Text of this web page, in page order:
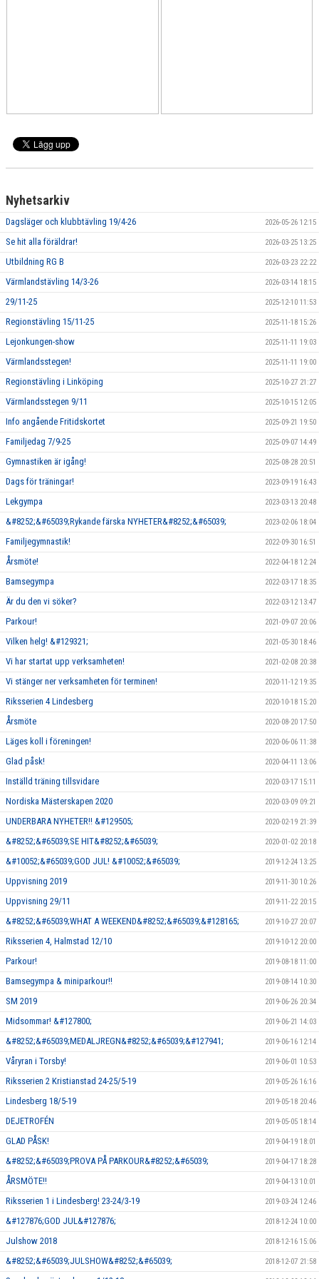
Nyhetsarkiv
Dagsläger och klubbtävling 19/4-26 2026-05-26 12:15
Se hit alla föräldrar! 2026-03-25 13:25
Utbildning RG B 2026-03-23 22:22
Värmlandstävling 14/3-26 2026-03-14 18:15
29/11-25 2025-12-10 11:53
Regionstävling 15/11-25 2025-11-18 15:26
Lejonkungen-show 2025-11-11 19:03
Värmlandsstegen! 2025-11-11 19:00
Regionstävling i Linköping 2025-10-27 21:27
Värmlandsstegen 9/11 2025-10-15 12:05
Info angående Fritidskortet 2025-09-21 19:50
Familjedag 7/9-25 2025-09-07 14:49
Gymnastiken är igång! 2025-08-28 20:51
Dags för träningar! 2023-09-19 16:43
Lekgympa 2023-03-13 20:48
&#8252;&#65039;Rykande färska NYHETER&#8252;&#65039; 2023-02-06 18:04
Familjegymnastik! 2022-09-30 16:51
Årsmöte! 2022-04-18 12:24
Bamsegympa 2022-03-17 18:35
Är du den vi söker? 2022-03-12 13:47
Parkour! 2021-09-07 20:06
Vilken helg! &#129321; 2021-05-30 18:46
Vi har startat upp verksamheten! 2021-02-08 20:38
Vi stänger ner verksamheten för terminen! 2020-11-12 19:35
Riksserien 4 Lindesberg 2020-10-18 15:20
Årsmöte 2020-08-20 17:50
Läges koll i föreningen! 2020-06-06 11:38
Glad påsk! 2020-04-11 13:06
Inställd träning tillsvidare 2020-03-17 15:11
Nordiska Mästerskapen 2020 2020-03-09 09:21
UNDERBARA NYHETER!! &#129505; 2020-02-19 21:39
&#8252;&#65039;SE HIT&#8252;&#65039; 2020-01-02 20:18
&#10052;&#65039;GOD JUL! &#10052;&#65039; 2019-12-24 13:25
Uppvisning 2019 2019-11-30 10:26
Uppvisning 29/11 2019-11-22 20:15
&#8252;&#65039;WHAT A WEEKEND&#8252;&#65039;&#128165; 2019-10-27 20:07
Riksserien 4, Halmstad 12/10 2019-10-12 20:00
Parkour! 2019-08-18 11:00
Bamsegympa & miniparkour!! 2019-08-14 10:30
SM 2019 2019-06-26 20:34
Midsommar! &#127800; 2019-06-21 14:03
&#8252;&#65039;MEDALJREGN&#8252;&#65039;&#127941; 2019-06-16 12:14
Våryran i Torsby! 2019-06-01 10:53
Riksserien 2 Kristianstad 24-25/5-19 2019-05-26 16:16
Lindesberg 18/5-19 2019-05-18 20:46
DEJETROFÉN 2019-05-05 18:14
GLAD PÅSK! 2019-04-19 18:01
&#8252;&#65039;PROVA PÅ PARKOUR&#8252;&#65039; 2019-04-17 18:28
ÅRSMÖTE!! 2019-04-13 10:01
Riksserien 1 i Lindesberg! 23-24/3-19 2019-03-24 12:46
&#127876;GOD JUL&#127876; 2018-12-24 10:00
Julshow 2018 2018-12-16 15:06
&#8252;&#65039;JULSHOW&#8252;&#65039; 2018-12-07 21:58